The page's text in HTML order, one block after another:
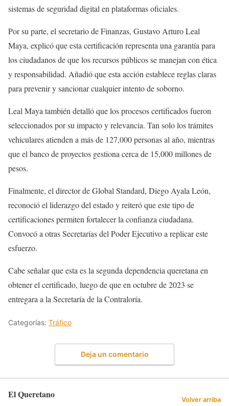
sistemas de seguridad digital en plataformas oficiales.
Por su parte, el secretario de Finanzas, Gustavo Arturo Leal
Maya, explicó que esta certificación representa una garantía para
los ciudadanos de que los recursos públicos se manejan con ética
y responsabilidad. Añadió que esta acción establece reglas claras
para prevenir y sancionar cualquier intento de soborno.
Leal Maya también detalló que los procesos certificados fueron
seleccionados por su impacto y relevancia. Tan solo los trámites
vehiculares atienden a más de 127,000 personas al año, mientras
que el banco de proyectos gestiona cerca de 15,000 millones de
pesos.
Finalmente, el director de Global Standard, Diego Ayala León,
reconoció el liderazgo del estado y reiteró que este tipo de
certificaciones permiten fortalecer la confianza ciudadana.
Convocó a otras Secretarías del Poder Ejecutivo a replicar este
esfuerzo.
Cabe señalar que esta es la segunda dependencia queretana en
obtener el certificado, luego de que en octubre de 2023 se
entregara a la Secretaría de la Contraloría.
Categorías: Tráfico
Deja un comentario
El Queretano Volver arriba